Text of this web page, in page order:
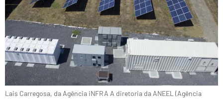
Lais Carregosa, da Agência iNFRA A diretoria da ANEEL (Agência